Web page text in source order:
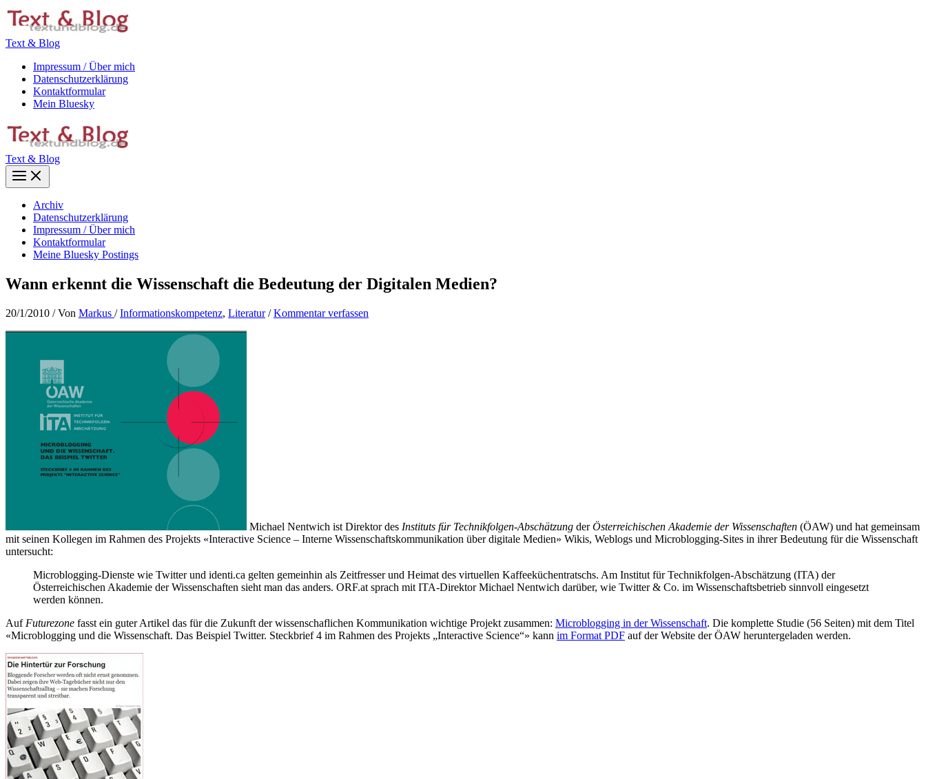
Zum
Inhalt
Text & Blog
Impressum / Über mich
Datenschutzerklärung
Kontaktformular
Mein Bluesky
Text & Blog
Main
Menu
Archiv
Datenschutzerklärung
Impressum / Über mich
Kontaktformular
Meine Bluesky Postings
Wann erkennt die Wissenschaft die Bedeutung der Digitalen Medien?
20/1/2010 / Von Markus /Informationskompetenz, Literatur/Kommentar verfassen
Michael Nentwich ist Direktor des Instituts für Technikfolgen-Abschätzung derÖsterreichischen Akademie der Wissenschaften (ÖAW) und hat gemeinsam
mit seinen Kollegen im Rahmen des Projekts «Interactive Science – Interne Wissenschaftskommunikation über digitale Medien» Wikis, Weblogs und Microblogging-Sites in ihrer Bedeutung für die Wissenschaft
untersucht:
Microblogging-Dienste wie Twitter und identi.ca gelten gemeinhin als Zeitfresser und Heimat des virtuellen Kaffeeküchentratschs. Am Institut für Technikfolgen-Abschätzung (ITA) der
Österreichischen Akademie der Wissenschaften sieht man das anders. ORF.at sprach mit ITA-Direktor Michael Nentwich darüber, wie Twitter & Co. im Wissenschaftsbetrieb sinnvoll eingesetzt
werden können.
Auf Futurezone fasst ein guter Artikel das für die Zukunft der wissenschaflichen Kommunikation wichtige Projekt zusammen: Microblogging in der Wissenschaft. Die komplette Studie (56 Seiten) mit dem Titel
«Microblogging und die Wissenschaft. Das Beispiel Twitter. Steckbrief 4 im Rahmen des Projekts „Interactive Science“» kann im Format PDF auf der Website der ÖAW heruntergeladen werden.